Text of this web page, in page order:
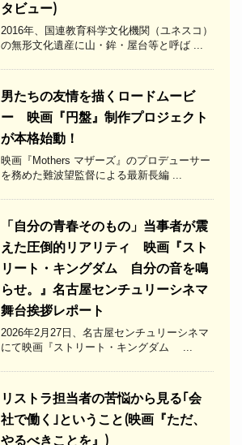
タビュー)
2016年、国連教育科学文化機関（ユネスコ）
の無形文化遺産に山・鉾・屋台等と呼ば ...
男たちの友情を描くロードムービ
ー 映画『円盤』制作プロジェクト
が本格始動！
映画『Mothers マザーズ』のプロデューサー
を務めた難波望監督による最新長編 ...
「自分の青春そのもの」当事者が震
えた圧倒的リアリティ 映画『スト
リート・キングダム 自分の音を鳴
らせ。』名古屋センチュリーシネマ
舞台挨拶レポート
2026年2月27日、名古屋センチュリーシネマ
にて映画『ストリート・キングダム ...
リストラ担当者の苦悩から見る｢会
社で働く｣ということ(映画『ただ、
やるべきことを』)